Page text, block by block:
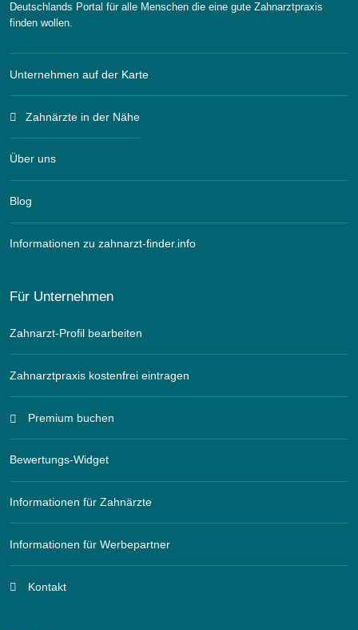
Deutschlands Portal für alle Menschen die eine gute Zahnarztpraxis
finden wollen.
Unternehmen auf der Karte
Zahnärzte in der Nähe
Über uns
Blog
Informationen zu zahnarzt-finder.info
Für Unternehmen
Zahnarzt-Profil bearbeiten
Zahnarztpraxis kostenfrei eintragen
Premium buchen
Bewertungs-Widget
Informationen für Zahnärzte
Informationen für Werbepartner
Kontakt